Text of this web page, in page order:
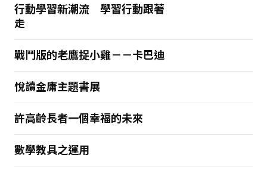
行動學習新潮流 學習行動跟著
走
戰鬥版的老鷹捉小雞－－卡巴迪
悅讀金庸主題書展
許高齡長者一個幸福的未來
數學教具之運用